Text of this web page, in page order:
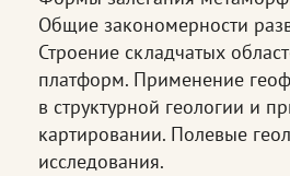
Общие закономерности
Строение складчатых
платформ. Применение
в структурной геологии и
картировании. Полевые
исследования.